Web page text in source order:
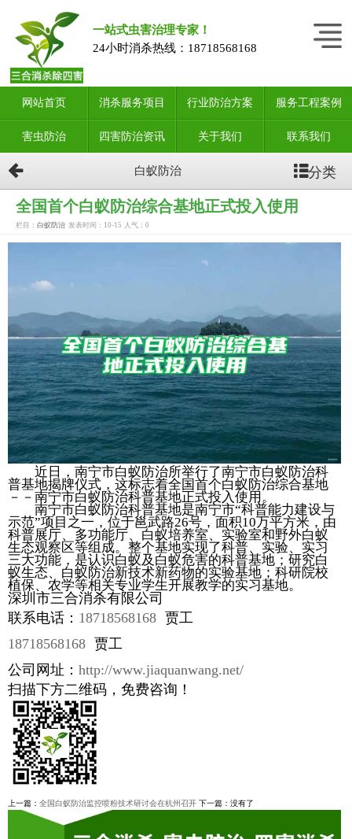
一站式虫害治理专家！
24小时消杀热线： 18718568168
网站首页 消杀服务项目 行业防治方案 服务工程案例
害虫防治 四害防治资讯 关于我们 联系我们
白蚁防治 分类
全国首个白蚁防治综合基地正式投入使用
栏目： 白蚁防治 发表时间：10-15 人气： 0
近日，南宁市白蚁防治所举行了南宁市白蚁防治科
普基地揭牌仪式，这标志着全国首个白蚁防治综合基地
－－南宁市白蚁防治科普基地正式投入使用。
南宁市白蚁防治科普基地是南宁市“科普能力建设与
示范”项目之一，位于邕武路26号，面积10万平方米，由
科普展厅、多功能厅、白蚁培养室、实验室和野外白蚁
生态观察区等组成。整个基地实现了科普、实验、实习
三大功能，是认识白蚁及白蚁危害的科普基地；研究白
蚁生态、白蚁防治新技术新药物的实验基地；科研院校
植保、农学等相关专业学生开展教学的实习基地。
深圳市三合消杀有限公司
联系电话： 18718568168 贾工
18718568168 贾工
公司网址： http://www.jiaquanwang.net/
扫描下方二维码，免费咨询！
上一篇： 全国白蚁防治监控喷粉技术研讨会在杭州召开 下一篇：没有了